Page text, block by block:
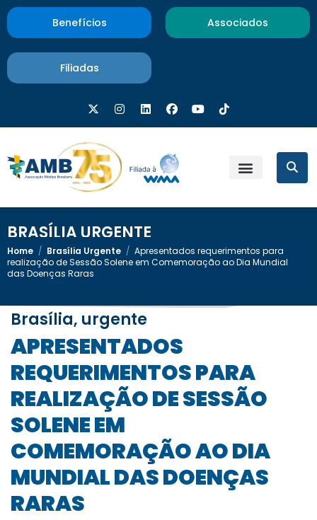
Benefícios Associados
Filiadas
BRASÍLIA URGENTE
Home / Brasília Urgente / Apresentados requerimentos para
realização de Sessão Solene em Comemoração ao Dia Mundial
das Doenças Raras
Brasília, urgente
APRESENTADOS
REQUERIMENTOS PARA
REALIZAÇÃO DE SESSÃO
SOLENE EM
COMEMORAÇÃO AO DIA
MUNDIAL DAS DOENÇAS
RARAS